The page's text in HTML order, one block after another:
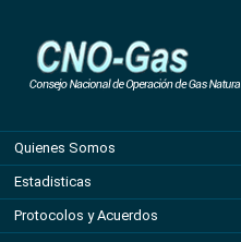
Quienes Somos
Estadisticas
Protocolos y Acuerdos